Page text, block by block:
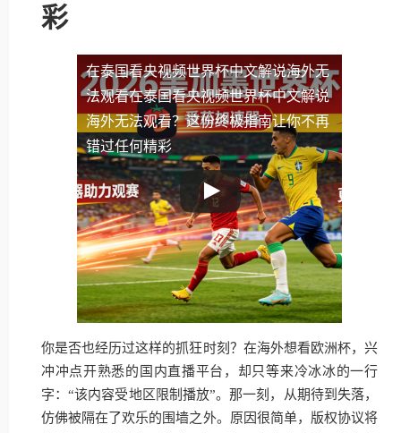
彩
在泰国看央视频世界杯中文解说海外无
法观看在泰国看央视频世界杯中文解说
海外无法观看？这份终极指南让你不再
错过任何精彩
你是否也经历过这样的抓狂时刻？在海外想看欧洲杯，兴
冲冲点开熟悉的国内直播平台，却只等来冷冰冰的一行
字：“该内容受地区限制播放”。那一刻，从期待到失落，
仿佛被隔在了欢乐的围墙之外。原因很简单，版权协议将